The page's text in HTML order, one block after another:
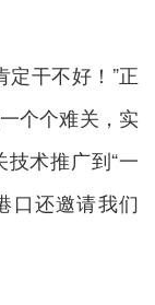
定干不好！”正
个个难关，实
术推广到“一
口还邀请我们